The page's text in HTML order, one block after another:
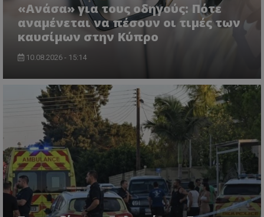
«Ανάσα» για τους οδηγούς: Πότε
αναμένεται να πέσουν οι τιμές των
καυσίμων στην Κύπρο
10.08.2026 - 15:14
VISITOR_PRIVACY_METADATA